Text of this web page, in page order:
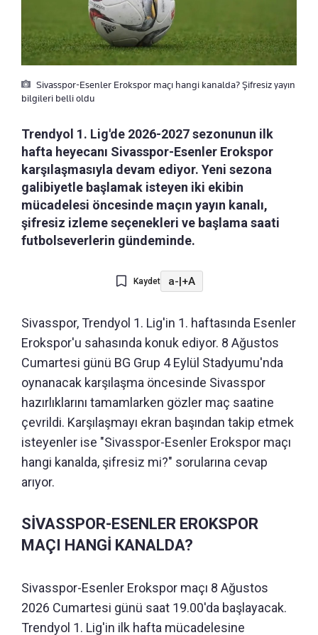
Sivasspor-Esenler Erokspor maçı hangi kanalda? Şifresiz yayın
bilgileri belli oldu
Trendyol 1. Lig'de 2026-2027 sezonunun ilk
hafta heyecanı Sivasspor-Esenler Erokspor
karşılaşmasıyla devam ediyor. Yeni sezona
galibiyetle başlamak isteyen iki ekibin
mücadelesi öncesinde maçın yayın kanalı,
şifresiz izleme seçenekleri ve başlama saati
futbolseverlerin gündeminde.
Kaydet a-|+A
Sivasspor, Trendyol 1. Lig'in 1. haftasında Esenler
Erokspor'u sahasında konuk ediyor. 8 Ağustos
Cumartesi günü BG Grup 4 Eylül Stadyumu'nda
oynanacak karşılaşma öncesinde Sivasspor
hazırlıklarını tamamlarken gözler maç saatine
çevrildi. Karşılaşmayı ekran başından takip etmek
isteyenler ise "Sivasspor-Esenler Erokspor maçı
hangi kanalda, şifresiz mi?" sorularına cevap
arıyor.
SİVASSPOR-ESENLER EROKSPOR
MAÇI HANGİ KANALDA?
Sivasspor-Esenler Erokspor maçı 8 Ağustos
2026 Cumartesi günü saat 19.00'da başlayacak.
Trendyol 1. Lig'in ilk hafta mücadelesine